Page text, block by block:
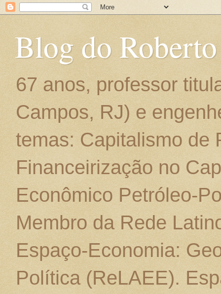
Blog do
67 anos, professor
Campos, RJ) e
temas: Capitalismo de
Financeirização no
Econômico Petróleo-
Membro da Rede
Espaço-Economia:
Política (ReLAEE).